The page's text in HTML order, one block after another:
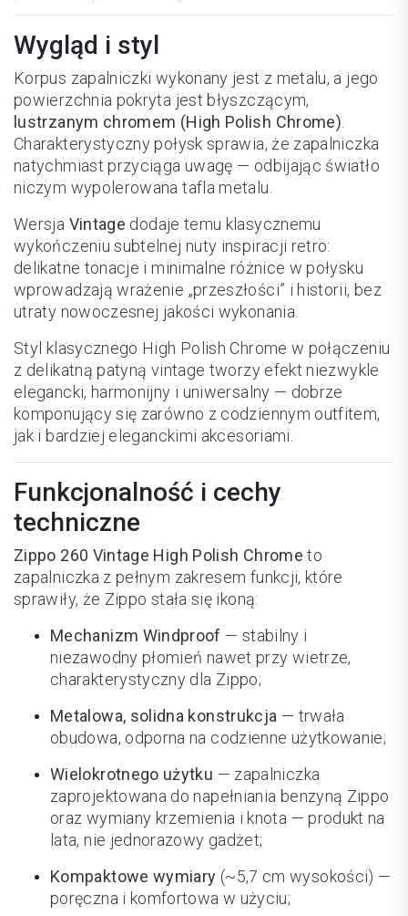
Wygląd i styl
Korpus zapalniczki wykonany jest z metalu, a jego
powierzchnia pokryta jest błyszczącym,
lustrzanym chromem (High Polish Chrome).
Charakterystyczny połysk sprawia, że zapalniczka
natychmiast przyciąga uwagę — odbijając światło
niczym wypolerowana tafla metalu.
Wersja Vintage dodaje temu klasycznemu
wykończeniu subtelnej nuty inspiracji retro:
delikatne tonacje i minimalne różnice w połysku
wprowadzają wrażenie „przeszłości” i historii, bez
utraty nowoczesnej jakości wykonania.
Styl klasycznego High Polish Chrome w połączeniu
z delikatną patyną vintage tworzy efekt niezwykle
elegancki, harmonijny i uniwersalny — dobrze
komponujący się zarówno z codziennym outfitem,
jak i bardziej eleganckimi akcesoriami.
Funkcjonalność i cechy
techniczne
Zippo 260 Vintage High Polish Chrome to
zapalniczka z pełnym zakresem funkcji, które
sprawiły, że Zippo stała się ikoną:
Mechanizm Windproof — stabilny i
niezawodny płomień nawet przy wietrze,
charakterystyczny dla Zippo;
Metalowa, solidna konstrukcja — trwała
obudowa, odporna na codzienne użytkowanie;
Wielokrotnego użytku — zapalniczka
zaprojektowana do napełniania benzyną Zippo
oraz wymiany krzemienia i knota — produkt na
lata, nie jednorazowy gadżet;
Kompaktowe wymiary (~5,7 cm wysokości) —
poręczna i komfortowa w użyciu;